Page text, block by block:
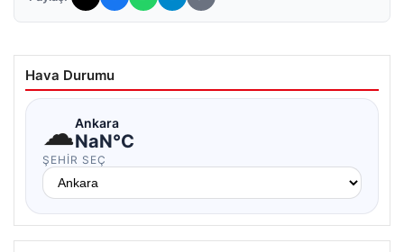
Hava Durumu
☁Ankara
NaN°C
ŞEHIR SEÇ